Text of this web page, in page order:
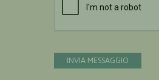
INVIA MESSAGGIO